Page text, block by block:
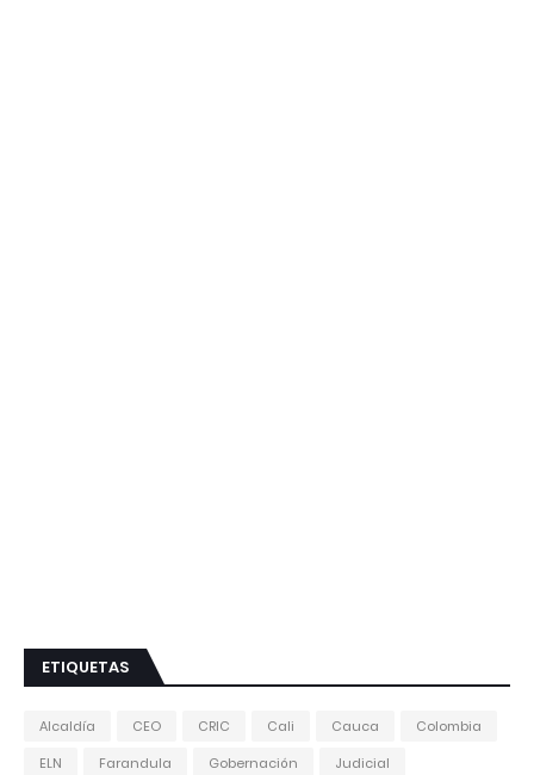
ETIQUETAS
Alcaldía CEO CRIC Cali Cauca
Colombia
ELN
Farandula Gobernación Judicial